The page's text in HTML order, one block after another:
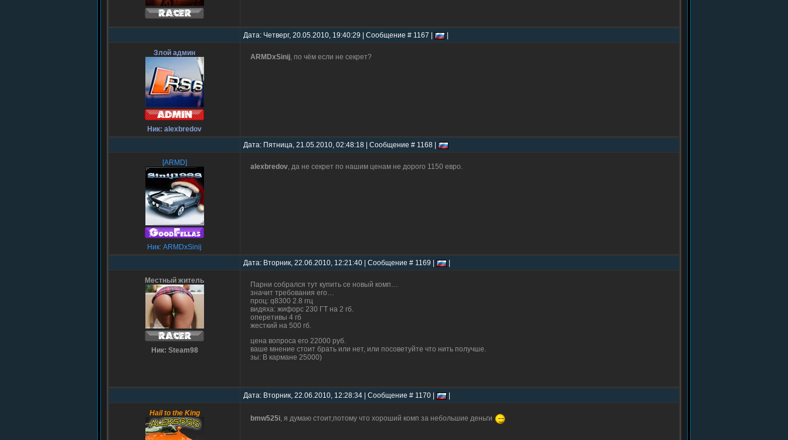
Дата: Четверг, 20.05.2010, 19:40:29 | Сообщение # 1167 |
Злой админ
Ник: alexbredov
ARMDxSinij, по чём если не секрет?
Дата: Пятница, 21.05.2010, 02:48:18 | Сообщение # 1168 |
[ARMD]
Ник: ARMDxSinij
alexbredov, да не секрет по нашим ценам не дорого 1150 евро.
Дата: Вторник, 22.06.2010, 12:21:40 | Сообщение # 1169 |
Местный житель
Ник: Steam98
Парни собрался тут купить се новый комп…
значит требования его…
проц: q8300 2.8 ггц
видяха: жифорс 230 ГТ на 2 гб.
оперетивы 4 гб
жесткий на 500 гб.
цена вопроса его 22000 руб.
ваше мнение стоит брать или нет, или посоветуйте что нить получше.
зы: В кармане 25000)
Дата: Вторник, 22.06.2010, 12:28:34 | Сообщение # 1170 |
Hail to the King
bmw525i, я думаю стоит,потому что хороший комп за небольшие деньги